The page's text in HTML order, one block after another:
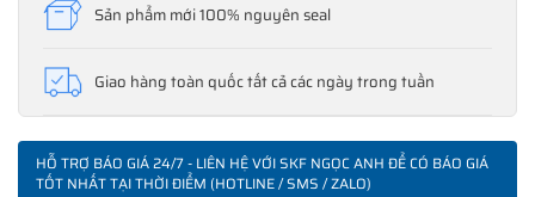
Sản phẩm mới 100% nguyên seal
Giao hàng toàn quốc tất cả các ngày trong tuần
HỖ TRỢ BÁO GIÁ 24/7 - LIÊN HỆ VỚI SKF NGỌC ANH ĐỂ CÓ BÁO GIÁ
TỐT NHẤT TẠI THỜI ĐIỂM (HOTLINE / SMS / ZALO)